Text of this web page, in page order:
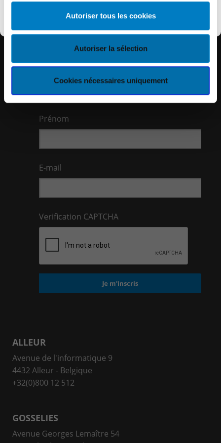
Autoriser tous les cookies
Autoriser la sélection
Cookies nécessaires uniquement
Découvrir KEYES
always be informed!
I want to register
Nom
Prénom
E-mail
Verification CAPTCHA
ALLEUR
Avenue de l'informatique 9
4432 Alleur - Belgique
+32(0)800 12 512
GOSSELIES
Avenue Georges Lemaître 54